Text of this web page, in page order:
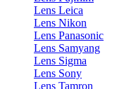
Lens Leica
Lens Nikon
Lens Panasonic
Lens Samyang
Lens Sigma
Lens Sony
Lens Tamron